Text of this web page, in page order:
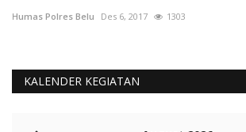
Humas Polres Belu Des 6, 2017 1303
KALENDER KEGIATAN